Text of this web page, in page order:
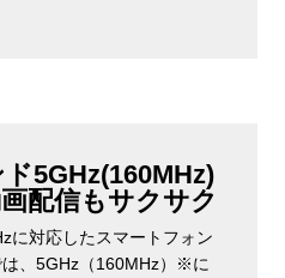
5GHz(160MHz)
配信もサクサク
に対応したスマートフォン
、5GHz（160MHz）※に